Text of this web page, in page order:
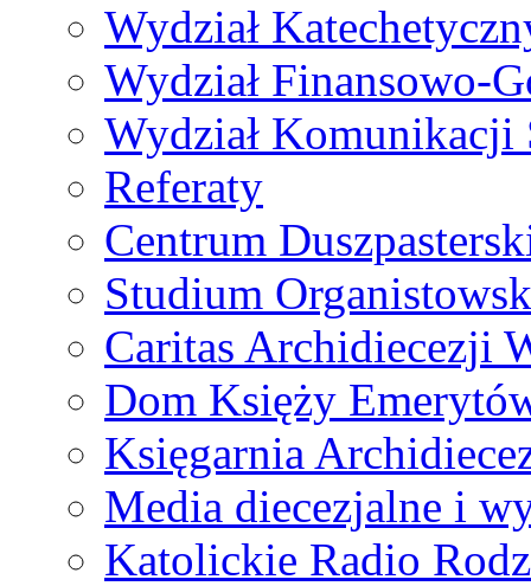
Wydział
Wydział Finansowo-
Wydział Komunikacji
Referaty
Centrum
Studium
Caritas Archidiecezji
Dom Księży
Księgarnia
Media diecezjalne i
Katolickie Radio